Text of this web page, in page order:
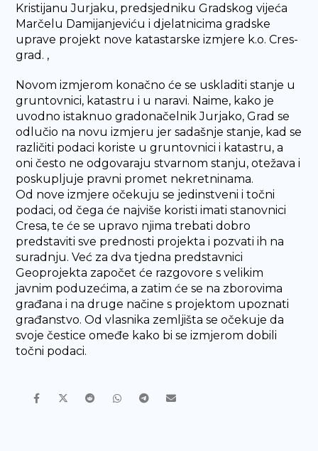
Kristijanu Jurjaku, predsjedniku Gradskog vijeća
Marčelu Damijanjeviću i djelatnicima gradske
uprave projekt nove katastarske izmjere k.o. Cres-
grad. ,
Novom izmjerom konačno će se uskladiti stanje u
gruntovnici, katastru i u naravi. Naime, kako je
uvodno istaknuo gradonačelnik Jurjako, Grad se
odlučio na novu izmjeru jer sadašnje stanje, kad se
različiti podaci koriste u gruntovnici i katastru, a
oni često ne odgovaraju stvarnom stanju, otežava i
poskupljuje pravni promet nekretninama.
Od nove izmjere očekuju se jedinstveni i točni
podaci, od čega će najviše koristi imati stanovnici
Cresa, te će se upravo njima trebati dobro
predstaviti sve prednosti projekta i pozvati ih na
suradnju. Već za dva tjedna predstavnici
Geoprojekta započet će razgovore s velikim
javnim poduzećima, a zatim će se na zborovima
građana i na druge načine s projektom upoznati
građanstvo. Od vlasnika zemljišta se očekuje da
svoje čestice omeđe kako bi se izmjerom dobili
točni podaci.